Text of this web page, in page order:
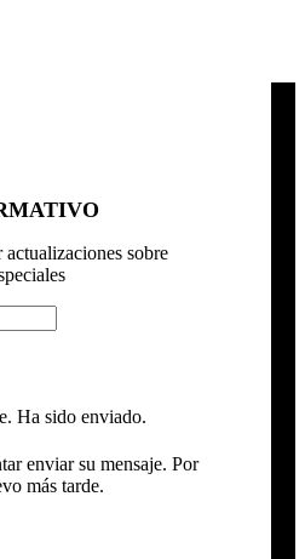
sobre
Ha sido enviado.
enviar su mensaje. Por
más tarde.